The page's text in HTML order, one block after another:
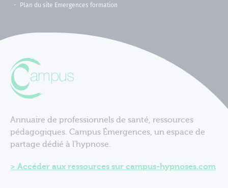
Plan du site Emergences formation
Annuaire de professionnels de santé, ressources
pédagogiques. Campus Émergences, un espace de
partage dédié à l'hypnose.
Accéder aux ressources sur campus-hypnoses.com